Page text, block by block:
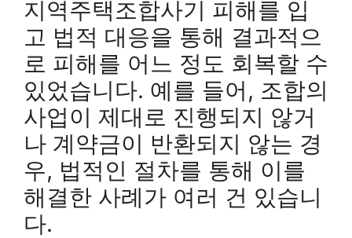
지역주택조합사기 피해를 입
고 법적 대응을 통해 결과적으
로 피해를 어느 정도 회복할 수
있었습니다. 예를 들어, 조합의
사업이 제대로 진행되지 않거
나 계약금이 반환되지 않는 경
우, 법적인 절차를 통해 이를
해결한 사례가 여러 건 있습니
다.